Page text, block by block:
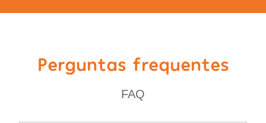
Perguntas frequentes
FAQ